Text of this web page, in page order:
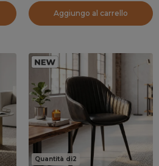
Aggiungo al carrello
Quantità di2